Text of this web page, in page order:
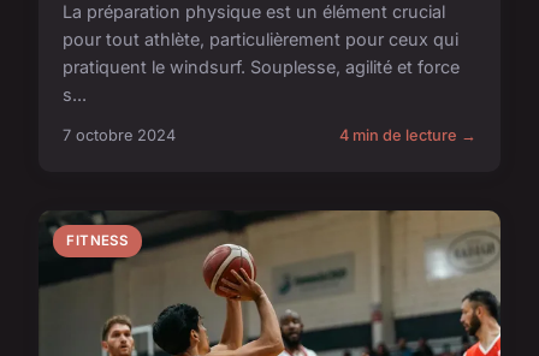
La préparation physique est un élément crucial
pour tout athlète, particulièrement pour ceux qui
pratiquent le windsurf. Souplesse, agilité et force
s...
7 octobre 2024 4 min de lecture →
FITNESS